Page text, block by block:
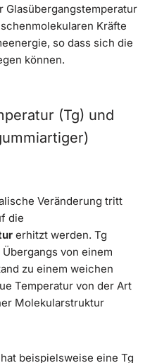
Glasübergangstemperatur
Kräfte
so dass sich die
können.
(Tg) und
Veränderung tritt
die
erhitzt werden. Tg
von einem
zu einem weichen
Temperatur von der Art
Molekularstruktur
beispielsweise eine Tg